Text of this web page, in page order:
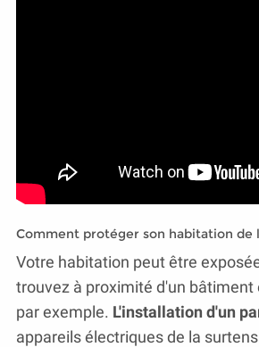
Comment protéger son habitation de
Votre habitation peut être
trouvez à proximité d'un
par exemple. L'installation d'un
appareils électriques de la